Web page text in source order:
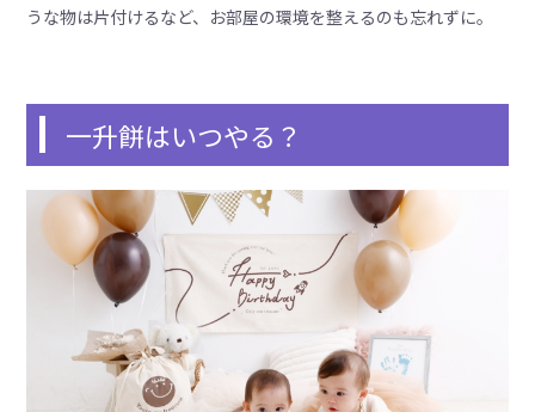
うな物は片付けるなど、お部屋の環境を整えるのも忘れずに。
一升餅はいつやる？